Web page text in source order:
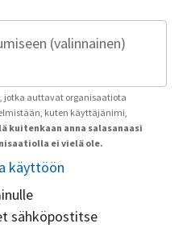
(valinnainen)
jotka auttavat organisaatiota
kuten käyttäjänimi,
kuitenkaan anna salasanaasi
ei vielä ole.
käyttöön
sähköpostitse